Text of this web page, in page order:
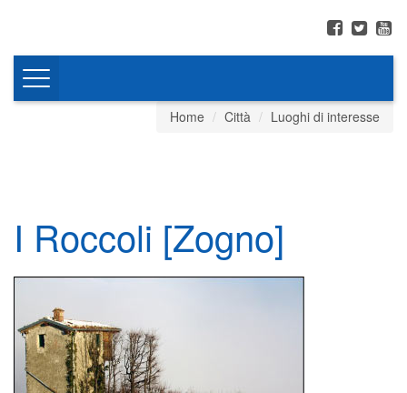
Toggle
Home
Città Luoghi di interesse
I Roccoli [Zogno]